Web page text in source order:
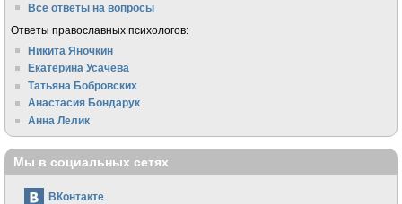
Все ответы на вопросы
Ответы православных психологов:
Никита Яночкин
Екатерина Усачева
Татьяна Бобровских
Анастасия Бондарук
Анна Лелик
Мы в социальных сетях
ВКонтакте